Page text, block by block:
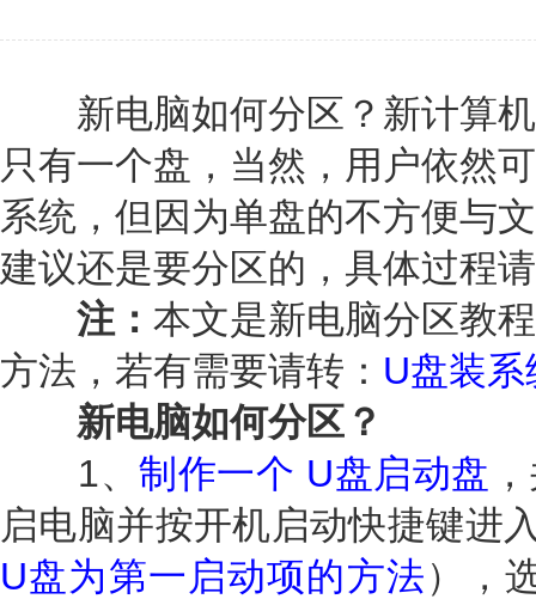
新电脑如何分区？新计算机
只有一个盘，当然，用户依然
系统，但因为单盘的不方便与
建议还是要分区的，具体过程
注： 本文是新电脑分区教
方法，若有需要请转： U盘装
新电脑如何分区？
1、制作一个 U盘启动盘
启电脑并按开机启动快捷键进
U盘为第一启动项的方法），